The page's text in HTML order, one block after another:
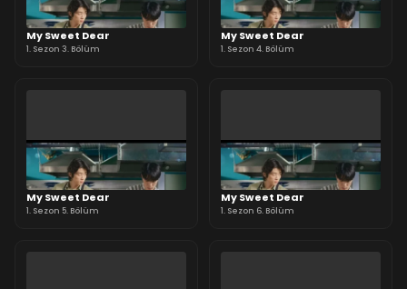
My Sweet Dear
1. Sezon 3. Bölüm
My Sweet Dear
1. Sezon 4. Bölüm
My Sweet Dear
1. Sezon 5. Bölüm
My Sweet Dear
1. Sezon 6. Bölüm